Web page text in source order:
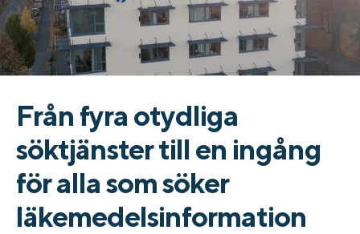
Från fyra otydliga
söktjänster till en ingång
för alla som söker
läkemedelsinformation